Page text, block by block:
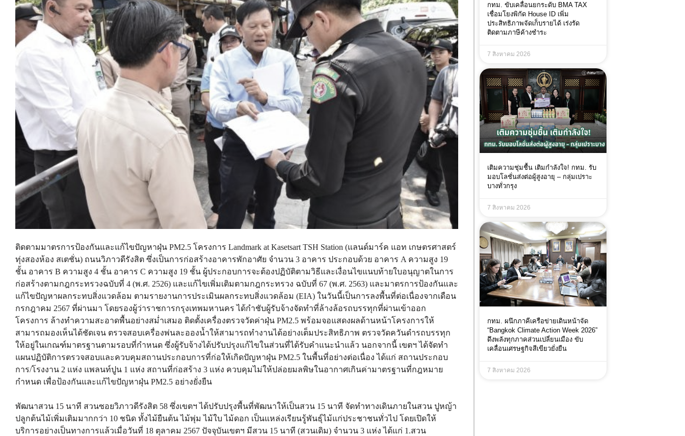
ติดตามมาตรการป้องกันและแก้ไขปัญหาฝุ่น PM2.5 โครงการ Landmark at Kasetsart TSH Station (แลนด์มาร์ค แอท เกษตรศาสตร์
ทุ่งสองห้อง สเตชั่น) ถนนวิภาวดีรังสิต ซึ่งเป็นการก่อสร้างอาคารพักอาศัย จำนวน 3 อาคาร ประกอบด้วย อาคาร A ความสูง 19
ชั้น อาคาร B ความสูง 4 ชั้น อาคาร C ความสูง 19 ชั้น ผู้ประกอบการจะต้องปฏิบัติตามวิธีและเงื่อนไขแนบท้ายใบอนุญาตในการ
ก่อสร้างตามกฎกระทรวงฉบับที่ 4 (พ.ศ. 2526) และแก้ไขเพิ่มเติมตามกฎกระทรวง ฉบับที่ 67 (พ.ศ. 2563) และมาตรการป้องกันและ
แก้ไขปัญหาผลกระทบสิ่งแวดล้อม ตามรายงานการประเมินผลกระทบสิ่งแวดล้อม (EIA) ในวันนี้เป็นการลงพื้นที่ต่อเนื่องจากเดือน
กรกฎาคม 2567 ที่ผ่านมา โดยรองผู้ว่าราชการกรุงเทพมหานคร ได้กำชับผู้รับจ้างจัดทำที่ล้างล้อรถบรรทุกที่ผ่านเข้าออก
โครงการ ล้างทำความสะอาดพื้นอย่างสม่ำเสมอ ติดตั้งเครื่องตรวจวัดค่าฝุ่น PM2.5 พร้อมจอแสดงผลด้านหน้าโครงการให้
สามารถมองเห็นได้ชัดเจน ตรวจสอบเครื่องพ่นละอองน้ำให้สามารถทำงานได้อย่างเต็มประสิทธิภาพ ตรวจวัดควันดำรถบรรทุก
ให้อยู่ในเกณฑ์มาตรฐานตามรอบที่กำหนด ซึ่งผู้รับจ้างได้ปรับปรุงแก้ไขในส่วนที่ได้รับคำแนะนำแล้ว นอกจากนี้ เขตฯ ได้จัดทำ
แผนปฏิบัติการตรวจสอบและควบคุมสถานประกอบการที่ก่อให้เกิดปัญหาฝุ่น PM2.5 ในพื้นที่อย่างต่อเนื่อง ได้แก่ สถานประกอบ
การ/โรงงาน 2 แห่ง แพลนท์ปูน 1 แห่ง สถานที่ก่อสร้าง 3 แห่ง ควบคุมไม่ให้ปล่อยมลพิษในอากาศเกินค่ามาตรฐานที่กฎหมาย
กำหนด เพื่อป้องกันและแก้ไขปัญหาฝุ่น PM2.5 อย่างยั่งยืน
พัฒนาสวน 15 นาที สวนซอยวิภาวดีรังสิต 58 ซึ่งเขตฯ ได้ปรับปรุงพื้นที่พัฒนาให้เป็นสวน 15 นาที จัดทำทางเดินภายในสวน ปูหญ้า
ปลูกต้นไม้เพิ่มเติมมากกว่า 10 ชนิด ทั้งไม้ยืนต้น ไม้พุ่ม ไม้ใบ ไม้ดอก เป็นแหล่งเรียนรู้พันธุ์ไม้แก่ประชาชนทั่วไป โดยเปิดให้
บริการอย่างเป็นทางการแล้วเมื่อวันที่ 18 ตุลาคม 2567 ปัจจุบันเขตฯ มีสวน 15 นาที (สวนเดิม) จำนวน 3 แห่ง ได้แก่ 1.สวน
กทม. ขับเคลื่อนยกระดับ BMA TAX
เชื่อมโยงพิกัด House ID เพิ่ม
ประสิทธิภาพจัดเก็บรายได้ เร่งรัด
ติดตามภาษีค้างชำระ
7 สิงหาคม 2026
เติมความชุ่มชื้น เติมกำลังใจ! กทม. รับ
มอบโลชั่นส่งต่อผู้สูงอายุ – กลุ่มเปราะ
บางทั่วกรุง
7 สิงหาคม 2026
กทม. ผนึกภาคีเครือข่ายเดินหน้าจัด
“Bangkok Climate Action Week 2026”
ดึงพลังทุกภาคส่วนเปลี่ยนเมือง ขับ
เคลื่อนเศรษฐกิจสีเขียวยั่งยืน
7 สิงหาคม 2026